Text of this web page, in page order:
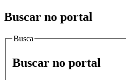
Buscar no portal
Busca
Buscar no portal